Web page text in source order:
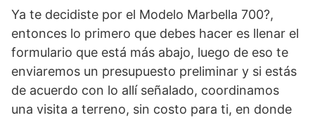
Ya te decidiste por el Modelo Marbella 700?,
entonces lo primero que debes hacer es llenar el
formulario que está más abajo, luego de eso te
enviaremos un presupuesto preliminar y si estás
de acuerdo con lo allí señalado, coordinamos
una visita a terreno, sin costo para ti, en donde